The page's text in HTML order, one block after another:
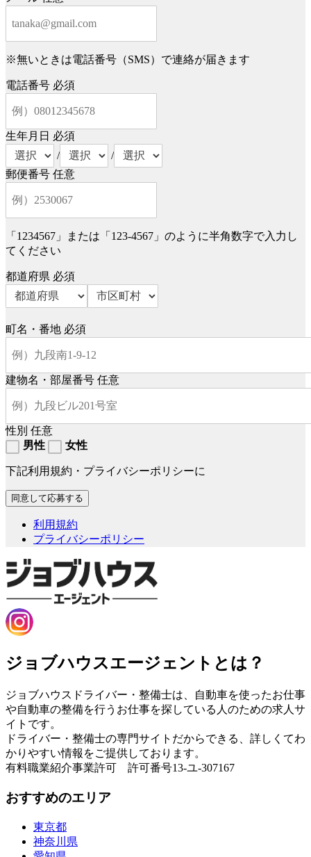
※無いときは電話番号（SMS）で連絡が届きます
電話番号 必須
生年月日 必須
/
/
郵便番号 任意
「1234567」または「123-4567」のように半角数字で入力し
てください
都道府県 必須
町名・番地 必須
建物名・部屋番号 任意
性別 任意
男性
女性
下記利用規約・プライバシーポリシーに
利用規約
プライバシーポリシー
ジョブハウスエージェントとは？
ジョブハウスドライバー・整備士は、自動車を使ったお仕事
や自動車の整備を行うお仕事を探している人のための求人サ
イトです。
ドライバー・整備士の専門サイトだからできる、詳しくてわ
かりやすい情報をご提供しております。
有料職業紹介事業許可 許可番号13-ユ-307167
おすすめのエリア
東京都
神奈川県